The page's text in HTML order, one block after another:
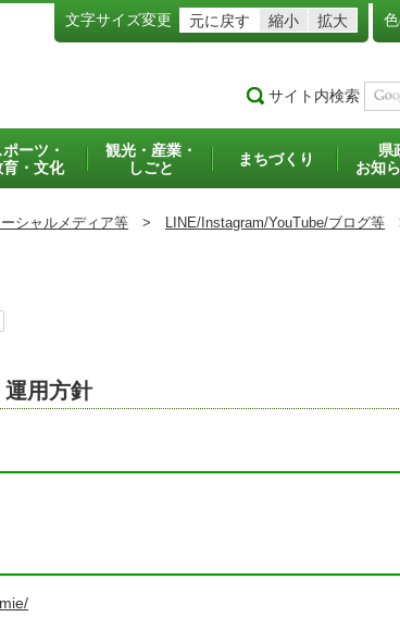
文字サイズ変更 元に戻す 縮小 拡大
サイト内検索
ポーツ・
育・文化
観光・産業・
しごと
まちづくり
県
お知
ーシャルメディア等 > LINE/Instagram/YouTube/ブログ等
用方針